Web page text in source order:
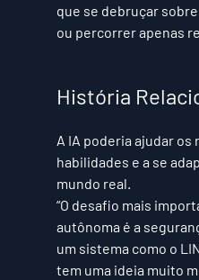
que se debruçar
ou percorrer apenas
História
A IA poderia ajudar os
habilidades e a se
mundo real.
“O desafio mais
autônoma é a
um sistema como o
tem uma ideia muito